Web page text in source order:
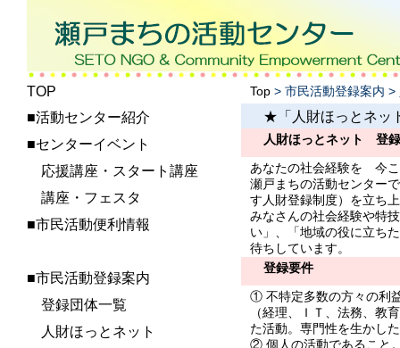
TOP
■活動センター紹介
■センターイベント
応援講座・スタート講座
講座・フェスタ
■市民活動便利情報
■市民活動登録案内
登録団体一覧
人財ほっとネット
Top > 市民活動登録案内
★「人財ほっとネッ
人財ほっとネット 登
あなたの社会経験を 今
瀬戸まちの活動センター
す人財登録制度）を立ち
みなさんの社会経験や特
い」、「地域の役に立ち
待ちしています。
登録要件
① 不特定多数の方々の利
（経理、ＩＴ、法務、教
た活動。専門性を生かし
② 個人の活動であること